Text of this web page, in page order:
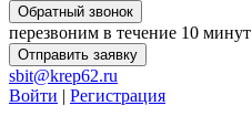
Обратный звонок
перезвоним в течение 10 минут
Отправить заявку
sbit@krep62.ru
Войти | Регистрация